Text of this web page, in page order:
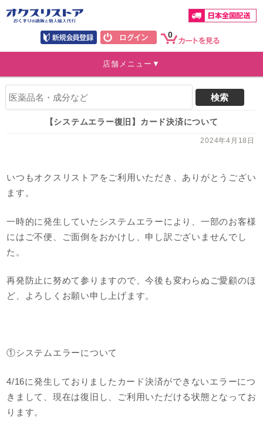
0
店舗メニュー▼
【システムエラー復旧】カード決済について
2024年4月18日
いつもオクスリストアをご利用いただき、ありがとうござい
ます。
一時的に発生していたシステムエラーにより、一部のお客様
にはご不便、ご面倒をおかけし、申し訳ございませんでし
た。
再発防止に努めて参りますので、今後も変わらぬご愛顧のほ
ど、よろしくお願い申し上げます。
①システムエラーについて
4/16に発生しておりましたカード決済ができないエラーにつ
きまして、現在は復旧し、ご利用いただける状態となってお
ります。